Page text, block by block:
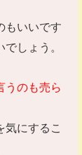
もいいです
しょう。
うのも売ら
気にするこ